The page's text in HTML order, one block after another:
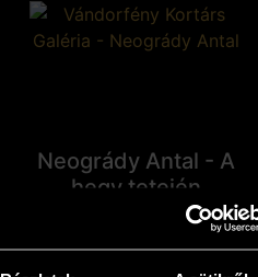
Neogrády Antal - A
hegy tetején
(23,5x30 cm)